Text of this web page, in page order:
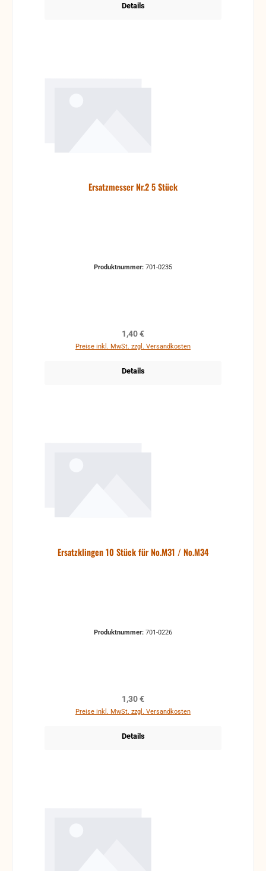
Details
Ersatzmesser Nr.2 5 Stück
Produktnummer: 701-0235
Regulärer Preis:
1,40 €
Preise inkl. MwSt. zzgl. Versandkosten
Details
Ersatzklingen 10 Stück für No.M31 / No.M34
Produktnummer: 701-0226
Regulärer Preis:
1,30 €
Preise inkl. MwSt. zzgl. Versandkosten
Details